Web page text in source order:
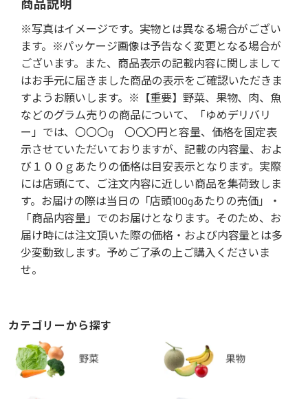
商品説明
※写真はイメージです。実物とは異なる場合がござい
ます。※パッケージ画像は予告なく変更となる場合が
ございます。また、商品表示の記載内容に関しまして
はお手元に届きました商品の表示をご確認いただきま
すようお願いします。※【重要】野菜、果物、肉、魚
などのグラム売りの商品について、「ゆめデリバリ
ー」では、〇〇〇g 〇〇〇円と容量、価格を固定表
示させていただいておりますが、記載の内容量、およ
び１００ｇあたりの価格は目安表示となります。実際
には店頭にて、ご注文内容に近しい商品を集荷致しま
す。お届けの際は当日の「店頭100gあたりの売価」・
「商品内容量」でのお届けとなります。そのため、お
届け時には注文頂いた際の価格・および内容量とは多
少変動致します。予めご了承の上ご購入くださいま
せ。
カテゴリーから探す